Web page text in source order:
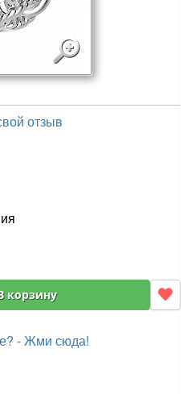
отзыв
корзину
- Жми сюда!